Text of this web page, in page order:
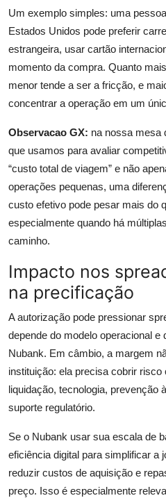
Um exemplo simples: uma
Estados Unidos pode preferir
estrangeira, usar cartão
momento da compra. Quanto
menor tende a ser a fricção, e
concentrar a operação em um
Observacao GX: na nossa mesa
que usamos para avaliar
“custo total de viagem” e não
operações pequenas, uma
custo efetivo pode pesar mais do
especialmente quando há
caminho.
Impacto nos
na precificação
A autorização pode pressionar
depende do modelo operacional e
Nubank. Em câmbio, a margem
instituição: ela precisa cobrir
liquidação, tecnologia, prevenção
suporte regulatório.
Se o Nubank usar sua escala de
eficiência digital para simplificar a
reduzir custos de aquisição e
preço. Isso é especialmente